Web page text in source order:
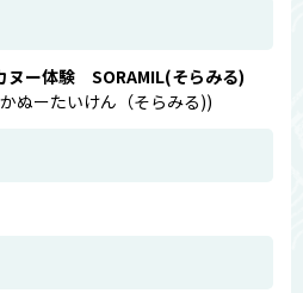
ヌー体験 SORAMIL(そらみる)
ぬーたいけん（そらみる))